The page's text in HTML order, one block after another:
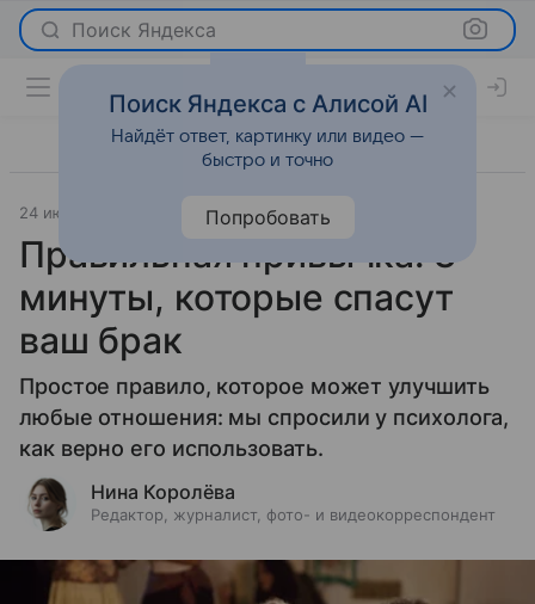
Поиск Яндекса
24 июня 2026 Леди Mail Отношения
Правильная привычка: 3
минуты, которые спасут
ваш брак
Простое правило, которое может улучшить
любые отношения: мы спросили у психолога,
как верно его использовать.
Нина Королёва
Редактор, журналист, фото- и видеокорреспондент
Поиск Яндекса с Алисой AI
Найдёт ответ, картинку или видео —
быстро и точно
Попробовать